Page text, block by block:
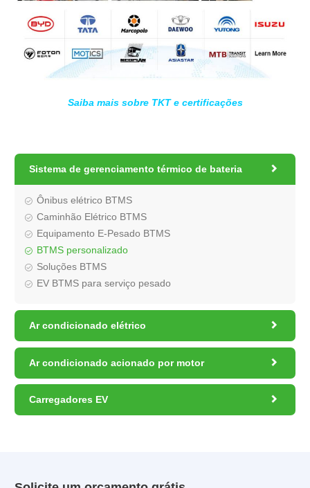
Sistema de gerenciamento térmico de bateria 
Ônibus elétrico BTMS
Caminhão Elétrico BTMS
Equipamento E-Pesado BTMS
BTMS personalizado
Soluções BTMS
EV BTMS para serviço pesado
Ar condicionado elétrico 
Ar condicionado acionado por motor 
Carregadores EV 
Saiba mais sobre TKT e certificações